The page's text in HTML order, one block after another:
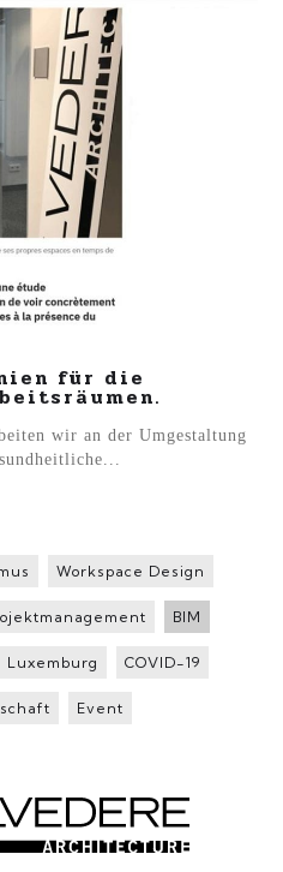
Workspace Design
BIM
Luxemburg COVID-19
Event
für die
wir an der Umgestaltung